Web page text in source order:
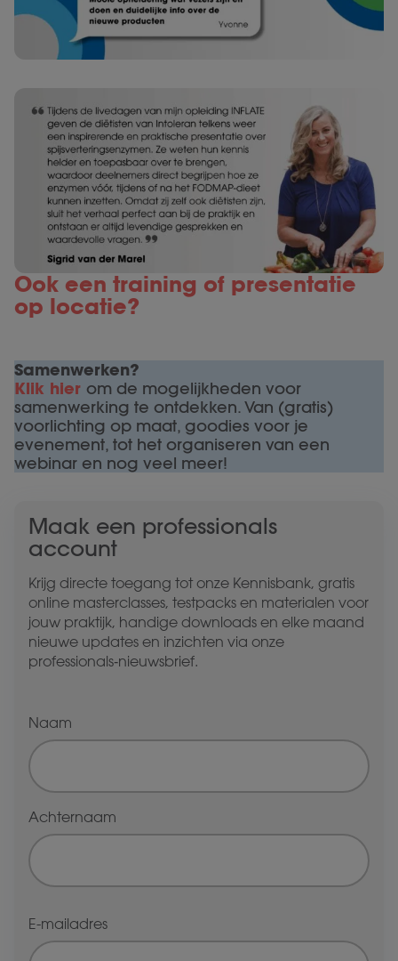
Ook een training of presentatie
op locatie?
Samenwerken?
Klik hier om de mogelijkheden voor
samenwerking te ontdekken. Van (gratis)
voorlichting op maat, goodies voor je
evenement, tot het organiseren van een
webinar en nog veel meer!
Maak een professionals
account
Krijg directe toegang tot onze Kennisbank, gratis
online masterclasses, testpacks en materialen voor
jouw praktijk, handige downloads en elke maand
nieuwe updates en inzichten via onze
professionals‑nieuwsbrief.
Naam
Achternaam
E-mailadres